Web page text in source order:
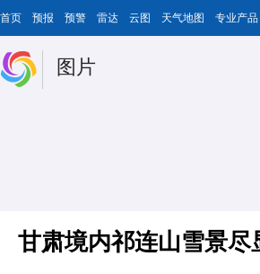
首页 预报 预警 雷达 云图 天气地图 专业产品
图片
甘肃境内祁连山雪景尽